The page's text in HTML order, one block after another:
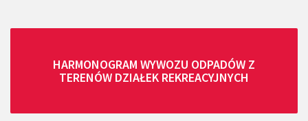
HARMONOGRAM WYWOZU ODPADÓW Z
TERENÓW DZIAŁEK REKREACYJNYCH